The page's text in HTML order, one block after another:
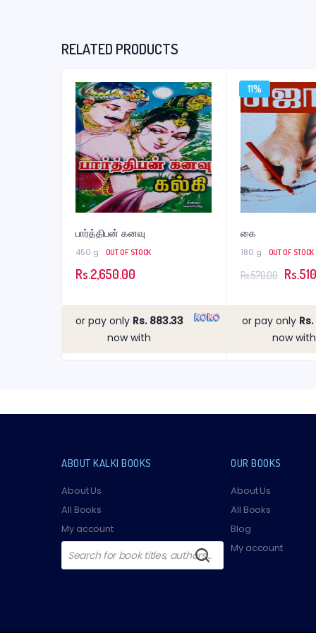
RELATED PRODUCTS
பார்த்திபன் கனவு
450 g OUT OF STOCK
Rs.2,650.00
or pay only Rs. 883.33
now with
11%
கை
180 g OUT OF STOCK
Rs.570.00 Original
Rs.
or pay only
now with
ABOUT KALKI BOOKS
About Us
All Books
My account
Products
search
OUR BOOKS
About Us
All Books
Blog
My account